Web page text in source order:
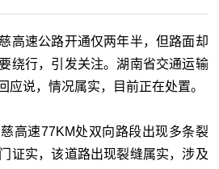
高速公路开通仅两年半，但路面却
绕行，引发关注。湖南省交通运输
应说，情况属实，目前正在处置。
高速77KM处双向路段出现多条裂
证实，该道路出现裂缝属实，涉及